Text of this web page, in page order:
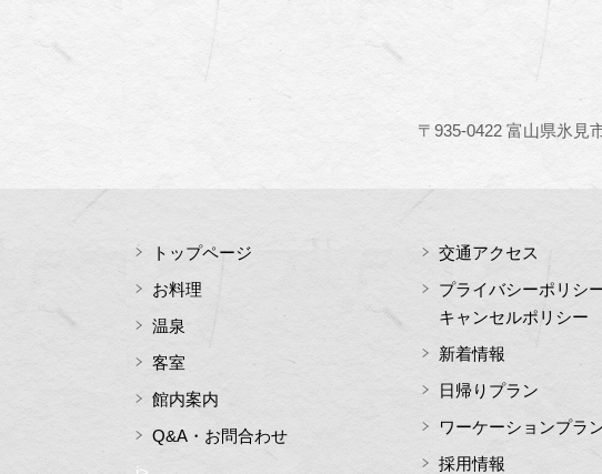
〒935-0422 富山県氷見
トップページ
お料理
温泉
客室
館内案内
Q&A・お問合わせ
交通アクセス
プライバシーポリシ
キャンセルポリシー
新着情報
日帰りプラン
ワーケーションプラ
採用情報